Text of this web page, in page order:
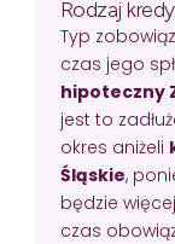
Rodzaj
Typ
czas jego
hipoteczny
jest to
okres aniżeli
Śląskie,
będzie
czas